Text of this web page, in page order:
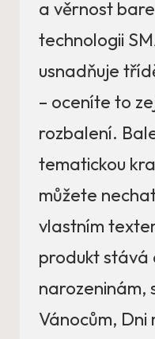
a věrnost
technologii
usnadňuje
– oceníte to
rozbalení.
tematickou
můžete
vlastním
produkt stává
narozeninám,
Vánocům, Dni